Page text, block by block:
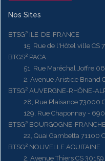
Nos Sites
BTSG² ILE-DE-FRANCE
15, Rue de l'Hôtel ville CS
BTGS² PACA
51, Rue Maréchal Joffre
2, Avenue Aristide Briand
BTSG² AUVERGNE-RHÔNE-
28, Rue Plaisance 73000
129, Rue Chaponnay -
BTSG² BOURGOGNE-
22, Quai Gambetta 71100
BTSG² NOUVELLE AQUITAINE
2, Avenue Thiers CS 30159